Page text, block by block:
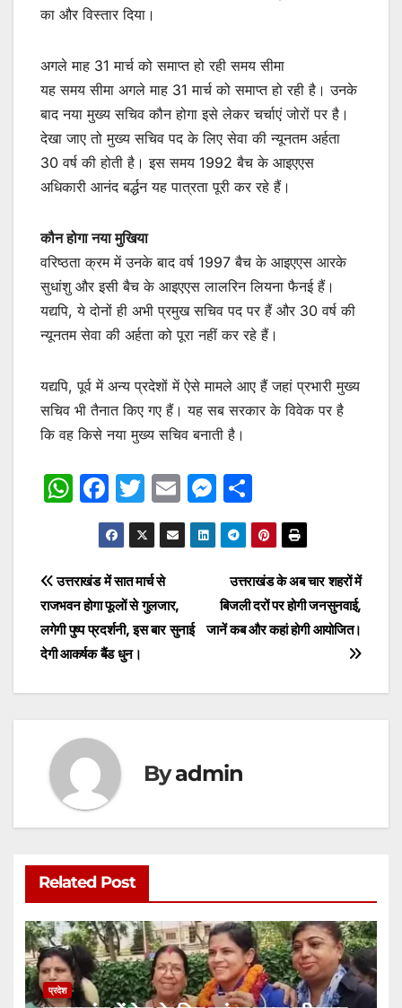
का और विस्तार दिया।
अगले माह 31 मार्च को समाप्त हो रही समय सीमा
यह समय सीमा अगले माह 31 मार्च को समाप्त हो रही है। उनके
बाद नया मुख्य सचिव कौन होगा इसे लेकर चर्चाएं जोरों पर है।
देखा जाए तो मुख्य सचिव पद के लिए सेवा की न्यूनतम अर्हता
30 वर्ष की होती है। इस समय 1992 बैच के आइएएस
अधिकारी आनंद बर्द्धन यह पात्रता पूरी कर रहे हैं।
कौन होगा नया मुखिया
वरिष्ठता क्रम में उनके बाद वर्ष 1997 बैच के आइएएस आरके
सुधांशु और इसी बैच के आइएएस लालरिन लियना फैनई हैं।
यद्यपि, ये दोनों ही अभी प्रमुख सचिव पद पर हैं और 30 वर्ष की
न्यूनतम सेवा की अर्हता को पूरा नहीं कर रहे हैं।
यद्यपि, पूर्व में अन्य प्रदेशों में ऐसे मामले आए हैं जहां प्रभारी मुख्य
सचिव भी तैनात किए गए हैं। यह सब सरकार के विवेक पर है
कि वह किसे नया मुख्य सचिव बनाती है।
W
s
A
p
p
F
a
c
e
b
o
o
k
T
w
itt
er
E
m
ai
M
e
s
s
e
n
er
h
ar
e
Post
navigation
उत्तराखंड के अब चार शहरों में
बिजली दरों पर होगी जनसुनवाई,
जानें कब और कहां होगी आयोजित।
उत्तराखंड में सात मार्च से
राजभवन होगा फूलों से गुलजार,
लगेगी पुष्प प्रदर्शनी, इस बार सुनाई
देगी आकर्षक बैंड धुन।
Byadmin
Related Post
प्रदेश